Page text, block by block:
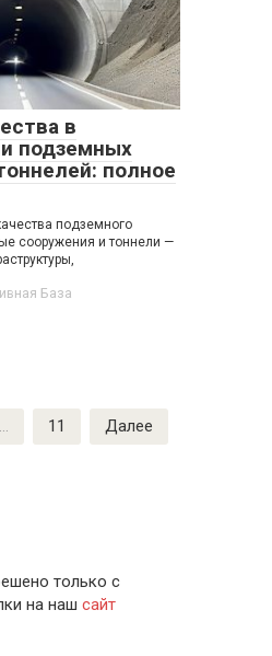
в
подземных
полное
подземного
сооружения и тоннели —
База
… 11 Далее
только с
на наш сайт